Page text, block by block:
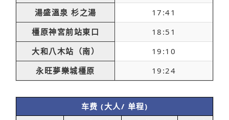
湯盛溫泉 杉之湯
17:41
橿原神宮前站東口
18:51
大和八木站（南）
19:10
永旺夢樂城橿原
19:24
车费 (大人/ 单程)